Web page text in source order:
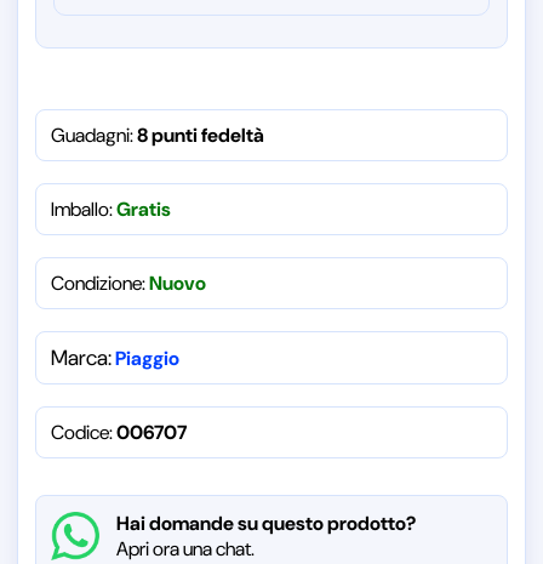
Guadagni:8 punti fedeltà
Imballo:Gratis
Condizione:Nuovo
Marca:Piaggio
Codice:006707
Hai domande su questo prodotto?
Apri ora una chat.